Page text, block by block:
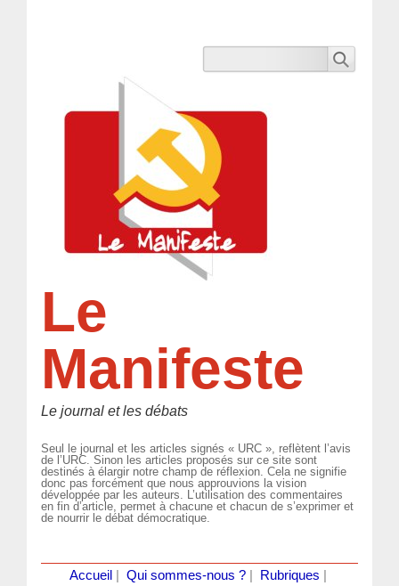
Le
Manifeste
Le journal et les débats
Seul le journal et les articles signés « URC », reflètent l’avis
de l’URC. Sinon les articles proposés sur ce site sont
destinés à élargir notre champ de réflexion. Cela ne signifie
donc pas forcément que nous approuvions la vision
développée par les auteurs. L’utilisation des commentaires
en fin d’article, permet à chacune et chacun de s’exprimer et
de nourrir le débat démocratique.
Accueil Qui sommes-nous ?| Rubriques